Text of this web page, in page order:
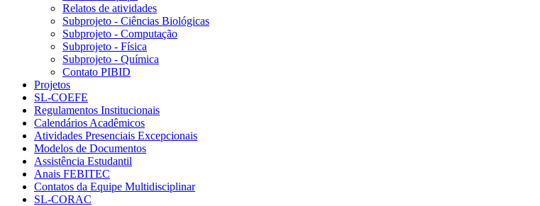
Relatos de atividades
Subprojeto - Ciências Biológicas
Subprojeto - Computação
Subprojeto - Física
Subprojeto - Química
Contato PIBID
Projetos
SL-COEFE
Regulamentos Institucionais
Calendários Acadêmicos
Atividades Presenciais Excepcionais
Modelos de Documentos
Assistência Estudantil
Anais FEBITEC
Contatos da Equipe Multidisciplinar
SL-CORAC